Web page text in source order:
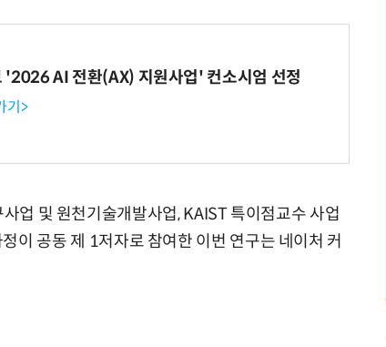
'2026 AI 전환(AX) 지원사업' 컨소시엄 선정
기>
업 및 원천기술개발사업, KAIST 특이점교수 사업
이 공동 제 1저자로 참여한 이번 연구는 네이처 커